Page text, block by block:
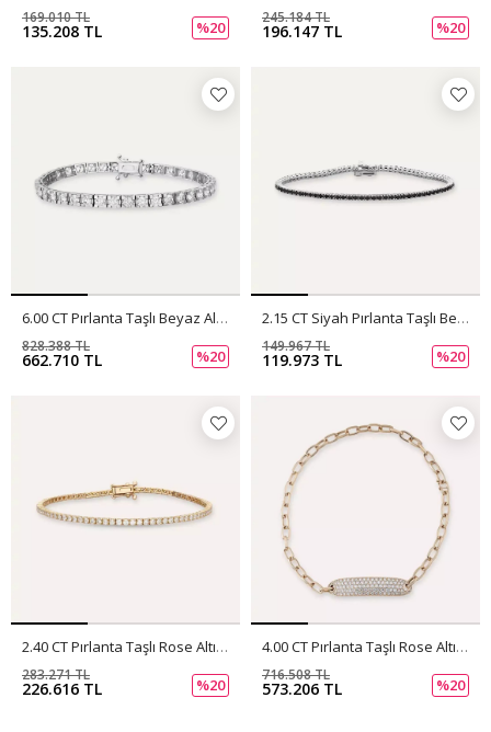
135.208 TL
169.010 TL
%20 196.147 TL
245.184 TL
%20
6.00 CT Pırlanta Taşlı Beyaz Altın Suyolu Bileklik
662.710 TL
828.388 TL
%20
2.15 CT Siyah Pırlanta Taşlı Beyaz Altın Suyolu Bileklik
119.973 TL
149.967 TL
%20
2.40 CT Pırlanta Taşlı Rose Altın Suyolu Bileklik
226.616 TL
283.271 TL
%20
4.00 CT Pırlanta Taşlı Rose Altın Bileklik/ Chooker
573.206 TL
716.508 TL
%20